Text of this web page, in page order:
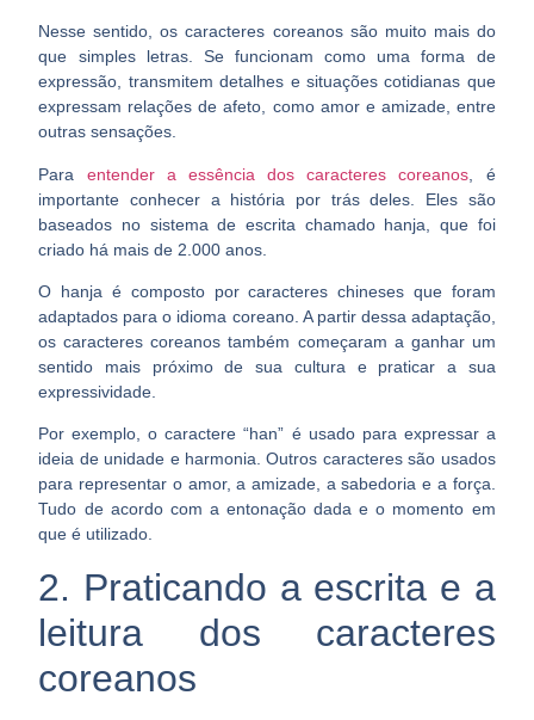
Nesse sentido,os caracteres coreanos são muito mais do
que simples letras. Se funcionam como uma forma de
expressão, transmitem detalhes e situações cotidianas que
expressam relações de afeto, como amor e amizade, entre
outras sensações.
Para entender a essência dos caracteres coreanos , é
importante conhecer a história por trás deles. Eles são
baseados no sistema de escrita chamado hanja, que foi
criado há mais de 2.000 anos.
O hanja é composto por caracteres chineses que foram
adaptados para o idioma coreano. A partir dessa adaptação,
os caracteres coreanos também começaram a ganhar um
sentido mais próximo de sua cultura e praticar a sua
expressividade.
Por exemplo, o caractere “han” é usado para expressar a
ideia de unidade e harmonia. Outros caracteres são usados
para representar o amor, a amizade, a sabedoria e a força.
Tudo de acordo com a entonação dada e o momento em
que é utilizado.
2. Praticando a escrita e a
leitura dos caracteres
coreanos